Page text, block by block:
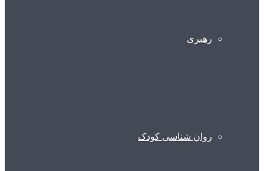
رهبری
روان شناسی کودک